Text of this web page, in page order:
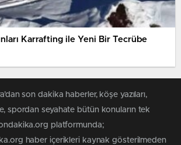
Karrafting ile Yeni Bir Tecrübe
son dakika haberler, köşe yazıları,
spordan seyahate bütün konuların tek
platformunda;
haber içerikleri kaynak gösterilmeden